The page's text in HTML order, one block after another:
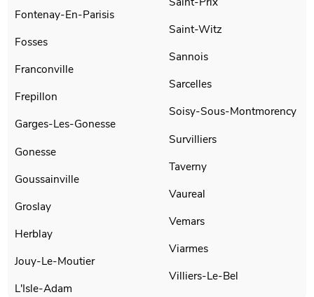
Fontenay-En-Parisis
Fosses
Franconville
Frepillon
Garges-Les-Gonesse
Gonesse
Goussainville
Groslay
Herblay
Jouy-Le-Moutier
L'Isle-Adam
Saint-Witz
Sannois
Sarcelles
Soisy-Sous-Montmorency
Survilliers
Taverny
Vaureal
Vemars
Viarmes
Villiers-Le-Bel